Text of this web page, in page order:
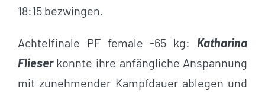
18:15 bezwingen.
Achtelfinale PF female -65 kg: Katharina
Flieserkonnte ihre anfängliche Anspannung
mit zunehmender Kampfdauer ablegen und